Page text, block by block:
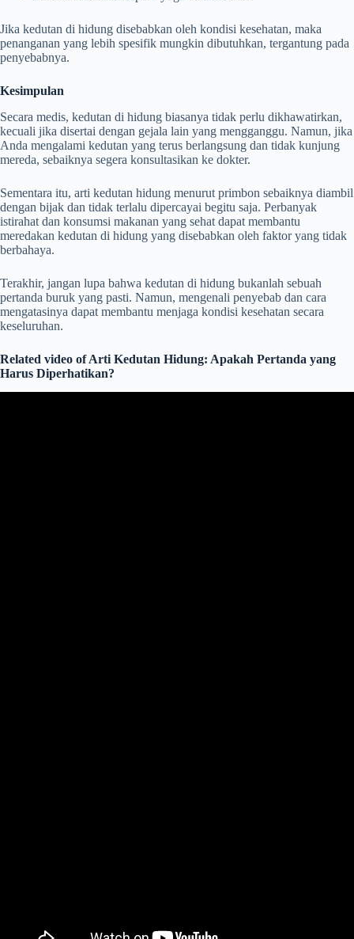
Jika kedutan di hidung disebabkan oleh kondisi kesehatan, maka
penanganan yang lebih spesifik mungkin dibutuhkan, tergantung pada
penyebabnya.
Kesimpulan
Secara medis, kedutan di hidung biasanya tidak perlu dikhawatirkan,
kecuali jika disertai dengan gejala lain yang mengganggu. Namun, jika
Anda mengalami kedutan yang terus berlangsung dan tidak kunjung
mereda, sebaiknya segera konsultasikan ke dokter.
Sementara itu, arti kedutan hidung menurut primbon sebaiknya diambil
dengan bijak dan tidak terlalu dipercayai begitu saja. Perbanyak
istirahat dan konsumsi makanan yang sehat dapat membantu
meredakan kedutan di hidung yang disebabkan oleh faktor yang tidak
berbahaya.
Terakhir, jangan lupa bahwa kedutan di hidung bukanlah sebuah
pertanda buruk yang pasti. Namun, mengenali penyebab dan cara
mengatasinya dapat membantu menjaga kondisi kesehatan secara
keseluruhan.
Related video of Arti Kedutan Hidung: Apakah Pertanda yang
Harus Diperhatikan?